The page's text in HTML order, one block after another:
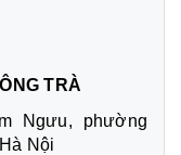
TRÀ
Ngưu, phường
Nội